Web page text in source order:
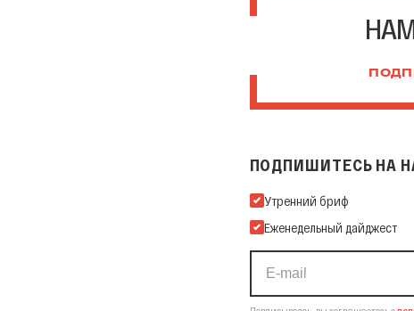
ПОДПИШИТЕСЬ НА
Подпишитесь на нашу Email-
Утренний бриф
Еженедельный дайджест